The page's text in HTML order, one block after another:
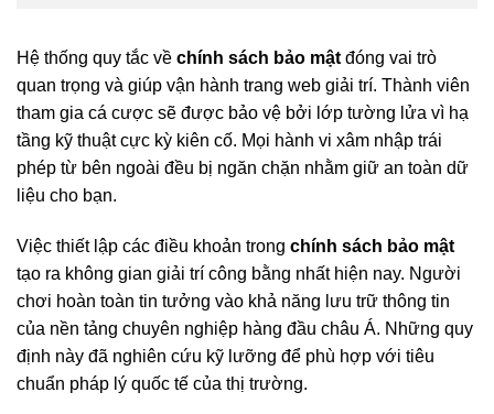
Hệ thống quy tắc về chính sách bảo mật đóng vai trò
quan trọng và giúp vận hành trang web giải trí. Thành viên
tham gia cá cược sẽ được bảo vệ bởi lớp tường lửa vì hạ
tầng kỹ thuật cực kỳ kiên cố. Mọi hành vi xâm nhập trái
phép từ bên ngoài đều bị ngăn chặn nhằm giữ an toàn dữ
liệu cho bạn.
Việc thiết lập các điều khoản trong chính sách bảo mật
tạo ra không gian giải trí công bằng nhất hiện nay. Người
chơi hoàn toàn tin tưởng vào khả năng lưu trữ thông tin
của nền tảng chuyên nghiệp hàng đầu châu Á. Những quy
định này đã nghiên cứu kỹ lưỡng để phù hợp với tiêu
chuẩn pháp lý quốc tế của thị trường.